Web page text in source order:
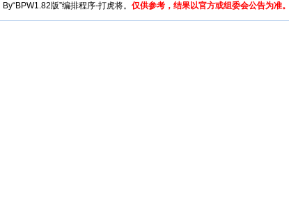
版”编排程序-打虎将。 仅供参考，结果以官方或组委会公告为准。